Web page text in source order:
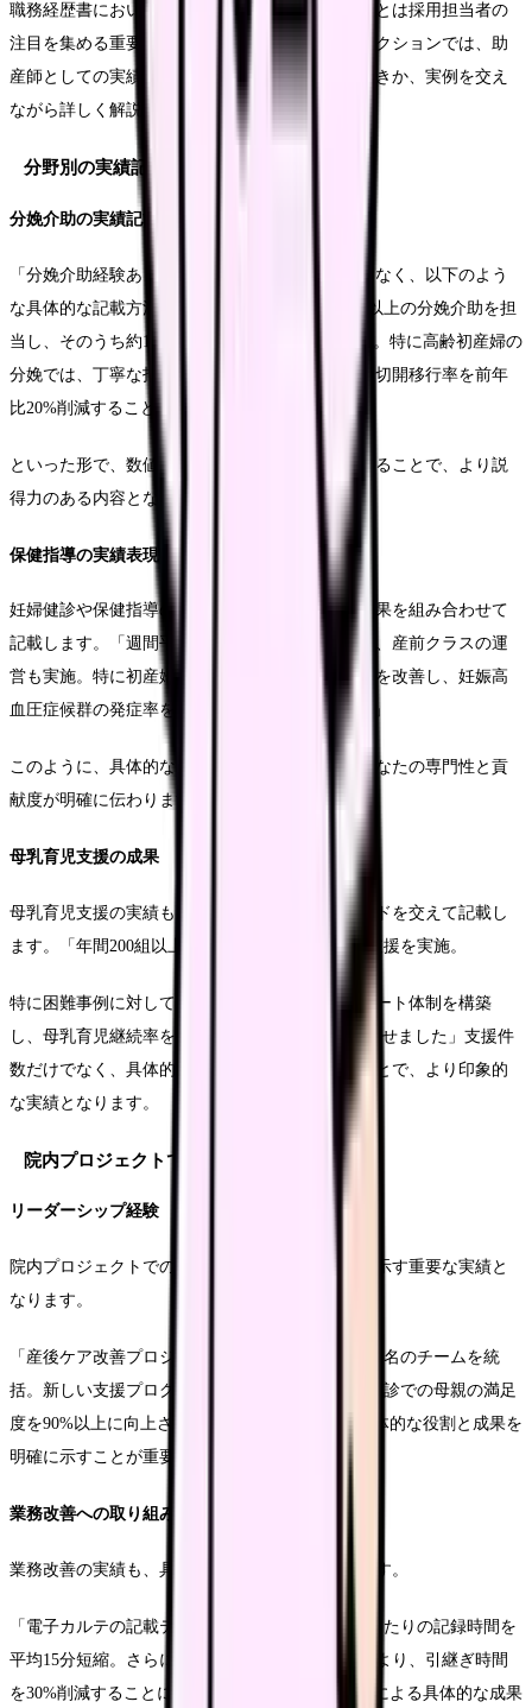
職務経歴書において、実績を効果的に記載することは採用担当者の
注目を集める重要なポイントとなります。このセクションでは、助
産師としての実績を具体的にどのように記載すべきか、実例を交え
ながら詳しく解説していきます。
分野別の実績記載例
分娩介助の実績記載
「分娩介助経験あり」といった抽象的な表現ではなく、以下のよう
な具体的な記載方法を推奨します。「年間120件以上の分娩介助を担
当し、そのうち約15%のハイリスク分娩にも対応。特に高齢初産婦の
分娩では、丁寧な指導と適切な介助により、帝王切開移行率を前年
比20%削減することに成功しました」
といった形で、数値と具体的な成果を組み合わせることで、より説
得力のある内容となります。
保健指導の実績表現
妊婦健診や保健指導の実績も、具体的な数値と成果を組み合わせて
記載します。「週間平均30件の妊婦健診を担当し、産前クラスの運
営も実施。特に初産婦向けの栄養指導プログラムを改善し、妊娠高
血圧症候群の発症率を前年比30%低減させました」
このように、具体的な改善効果を示すことで、あなたの専門性と貢
献度が明確に伝わります。
母乳育児支援の成果
母乳育児支援の実績も、具体的な数値とエピソードを交えて記載し
ます。「年間200組以上の母子に対して母乳育児支援を実施。
特に困難事例に対しては、多職種と連携したサポート体制を構築
し、母乳育児継続率を3か月時点で85%まで向上させました」支援件
数だけでなく、具体的な成果や工夫を記載することで、より印象的
な実績となります。
院内プロジェクトでの貢献
リーダーシップ経験
院内プロジェクトでの経験は、組織への貢献度を示す重要な実績と
なります。
「産後ケア改善プロジェクトのリーダーとして、5名のチームを統
括。新しい支援プログラムを導入し、産後1か月健診での母親の満足
度を90%以上に向上させました」このように、具体的な役割と成果を
明確に示すことが重要です。
業務改善への取り組み
業務改善の実績も、具体的な数値と共に記載します。
「電子カルテの記載テンプレートを見直し、1件あたりの記録時間を
平均15分短縮。さらに、申し送り方法の標準化により、引継ぎ時間
を30%削減することに成功しました」業務効率化による具体的な成果